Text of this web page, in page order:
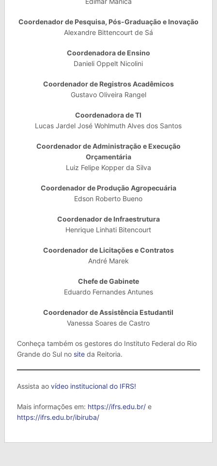
Coordenador de Pesquisa, Pós-Graduação e Inovação
Alexandre Bittencourt de Sá
Coordenadora de Ensino
Danieli Oppelt Nicolini
Coordenador de Registros Acadêmicos
Gustavo Oliveira Rangel
Coordenadora de TI
Lucas Jardel José Wohlmuth Alves dos Santos
Coordenador de Administração e Execução
Orçamentária
Luiz Felipe Kopper da Silva
Coordenador de Produção Agropecuária
Edson Roberto Bueno
Coordenador de Infraestrutura
Henrique Linhati Bitencourt
Coordenador de Licitações e Contratos
André Marek
Chefe de Gabinete
Eduardo Fernandes Antunes
Coordenador de Assistência Estudantil
Vanessa Soares de Castro
Conheça também os gestores do Instituto Federal do Rio
Grande do Sul no siteda Reitoria.
Assista ao vídeo institucional do IFRS!
Mais informações em: https://ifrs.edu.br/e
https://ifrs.edu.br/ibiruba/